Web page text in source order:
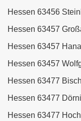
Hessen 63456
Hessen 63457
Hessen 63457
Hessen 63457
Hessen 63477
Hessen 63477
Hessen 63477